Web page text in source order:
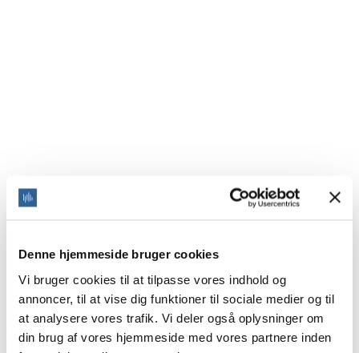
Denne hjemmeside bruger cookies
Vi bruger cookies til at tilpasse vores indhold og
annoncer, til at vise dig funktioner til sociale medier og til
at analysere vores trafik. Vi deler også oplysninger om
din brug af vores hjemmeside med vores partnere inden
Hier ist der Spielplan, um die Champions